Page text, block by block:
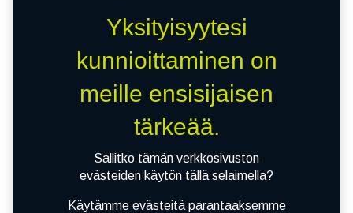
Yksityisyytesi
kunnioittaminen on
meille ensisijaisen
tärkeää.
Sallitko tämän verkkosivuston
evästeiden käytön tällä selaimella?
Käytämme evästeitä parantaaksemme